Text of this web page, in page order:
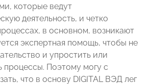
которые ведут
деятельность, и четко
в основном, возникают
экспертная помощь, чтобы не
и упростить или
процессы. Поэтому могу с
что в основу DIGITAL ВЭД лег